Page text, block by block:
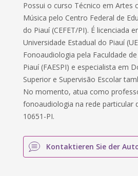
Possui o curso Técnico em Artes
Música pelo Centro Federal de
do Piauí (CEFET/PI). É licenciada
Universidade Estadual do Piauí
Fonoaudiologia pela Faculdade
Piauí (FAESPI) e especialista em
Superior e Supervisão Escolar
No momento, atua como
fonoaudiologia na rede particular
10651-PI.
Kontaktieren Sie der